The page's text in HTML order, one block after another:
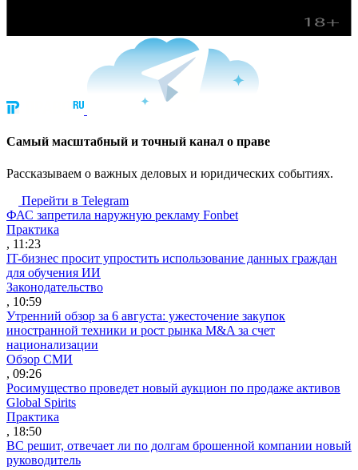
Cамый масштабный и точный канал о праве
Рассказываем о важных деловых и юридических событиях.
Перейти в Telegram
ФАС запретила наружную рекламу Fonbet
Практика
, 11:23
IT-бизнес просит упростить использование данных граждан
для обучения ИИ
Законодательство
, 10:59
Утренний обзор за 6 августа: ужесточение закупок
иностранной техники и рост рынка M&A за счет
национализации
Обзор СМИ
, 09:26
Росимущество проведет новый аукцион по продаже активов
Global Spirits
Практика
, 18:50
ВС решит, отвечает ли по долгам брошенной компании новый
руководитель